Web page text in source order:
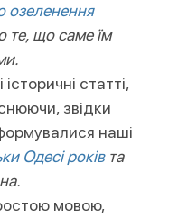
озеленення
те, що саме їм
статті,
звідки
наші
Одесі роківта
мовою,